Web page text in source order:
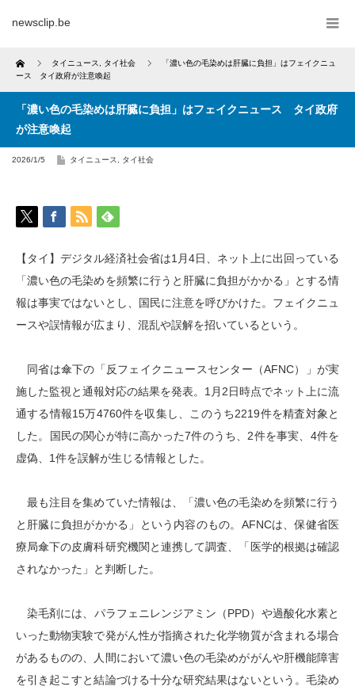
newsclip.be
Home タイニュース タイ社会
「濃い色の毛染めは肝臓に負担」はフェイクニュ
ース タイ政府が注意喚起
「濃い色の毛染めは肝臓に負担」はフェイクニュース タイ政府
が注意喚起
2026/1/5 タイニュース タイ社会
【タイ】デジタル経済社会省は1月4日、ネット上に出回っている
「濃い色の毛染めを頻繁に行うと肝臓に負担がかかる」とする情
報は事実ではないとし、国民に注意を呼びかけた。フェイクニュ
ースや誤情報が広まり、混乱や誤解を招いているという。
同省は傘下の「反フェイクニュースセンター（AFNC）」が実
施した監視と通報対応の結果を発表。1月2日時点でネット上に流
通する情報15万4760件を収集し、このうち2219件を精査対象と
した。国民の関心が特に高かった7件のうち、2件を事実、4件を
虚偽、1件を誤解が生じる情報とした。
最も注目を集めていた情報は、「濃い色の毛染めを頻繁に行う
と肝臓に負担がかかる」という内容のもの。AFNCは、保健省医
療局傘下の皮膚科研究機関と連携して調査、「医学的根拠は確認
されなかった」と判断した。
染毛剤には、パラフェニレンジアミン（PPD）や過酸化水素と
いった動物実験で発がん性が指摘された化学物質が含まれる場合
があるものの、人間において濃い色の毛染めががんや肝機能障害
を引き起こすと結論づける十分な研究結果はないという。毛染め